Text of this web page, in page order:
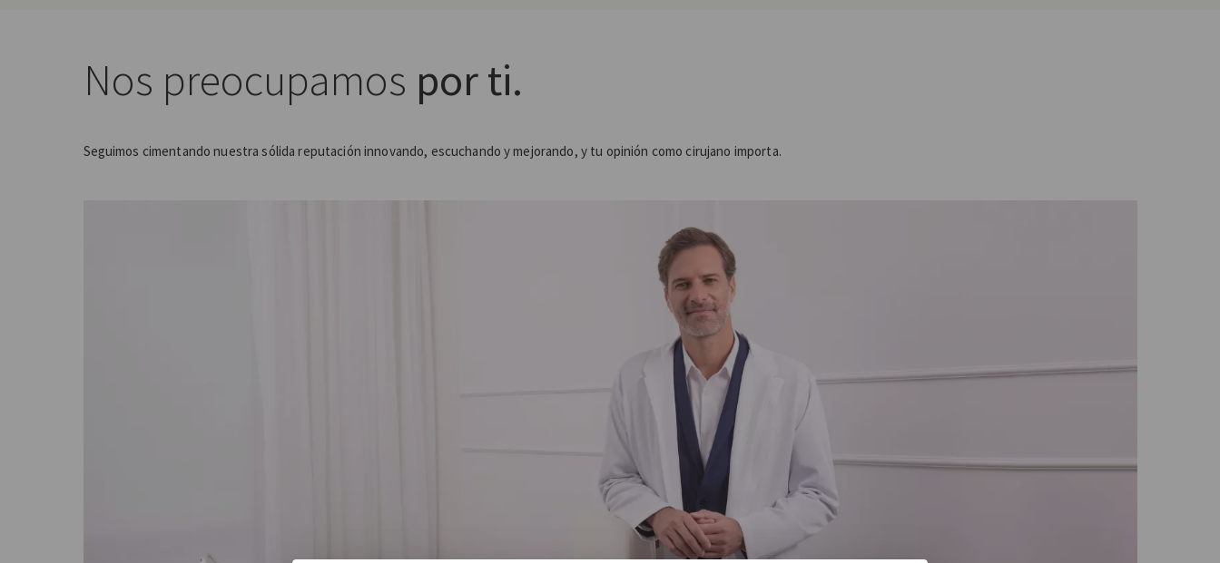
Nos preocupamos por ti.
Seguimos cimentando nuestra sólida reputación innovando, escuchando y mejorando, y tu opinión como cirujano importa.